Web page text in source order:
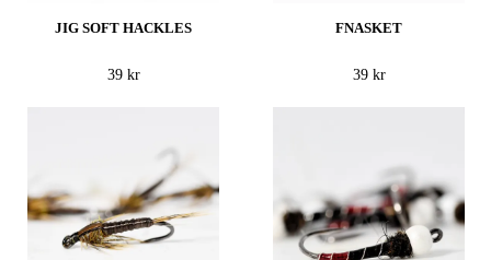
JIG SOFT HACKLES
39 kr
FNASKET
39 kr